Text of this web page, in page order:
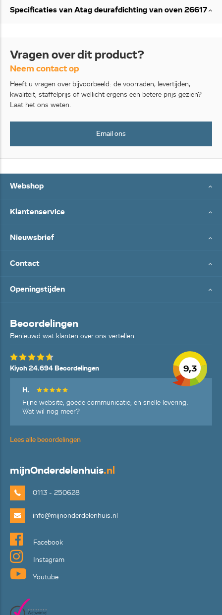
Specificaties van Atag deurafdichting van oven 26617
Vragen over dit product?
Neem contact op
Heeft u vragen over bijvoorbeeld: de voorraden, levertijden,
kwaliteit, staffelprijs of wellicht ergens een betere prijs gezien?
Laat het ons weten.
Email ons
Webshop
Klantenservice
Nieuwsbrief
Contact
Openingstijden
Beoordelingen
Benieuwd wat klanten over ons vertellen
9,3
Kiyoh 24.694 Beoordelingen
H.
Fijne website, goede communicatie, en snelle levering.
Wat wil nog meer?
Lees alle beoordelingen
mijnOnderdelenhuis.nl
0113 - 250628
info@mijnonderdelenhuis.nl
Facebook
Instagram
Youtube